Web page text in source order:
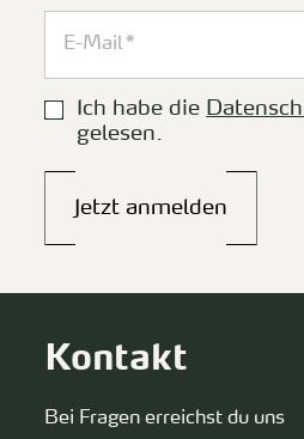
Ich habe die
gelesen.
Jetzt anmelden
Kontakt
Bei Fragen erreichst du uns